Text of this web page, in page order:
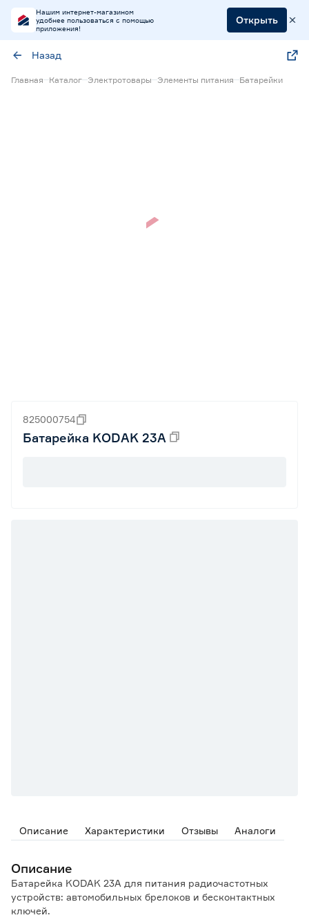
Нашим интернет-магазином
удобнее пользоваться с помощью
приложения!
Открыть
Назад
Главная Каталог Электротовары Элементы питания Батарейки
825000754
Батарейка KODAK 23A
Описание Характеристики Отзывы Аналоги
Описание
Батарейка KODAK 23А для питания радиочастотных
устройств: автомобильных брелоков и бесконтактных
ключей.